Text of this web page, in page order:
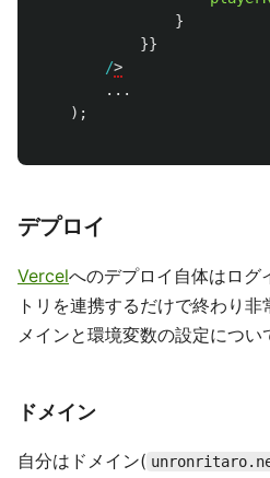
}
}}
/
...
);
デプロイ
Vercelへのデプロイ自体はロ
トリを連携するだけで終わり
メインと環境変数の設定につい
ドメイン
自分はドメイン(